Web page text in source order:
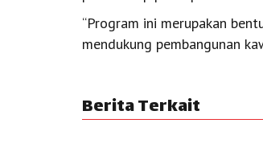
“Program ini merupakan
mendukung pembangunan
Berita Terkait